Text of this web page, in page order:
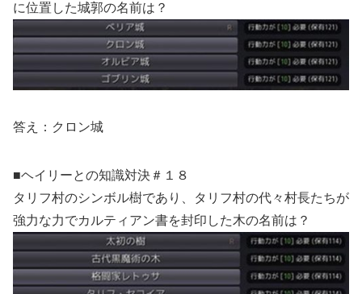
に位置した城郭の名前は？
答え：クロン城
■ヘイリーとの知識対決＃１８
タリフ村のシンボル樹であり、タリフ村の代々村長たちが
強力な力でカルティアン書を封印した木の名前は？